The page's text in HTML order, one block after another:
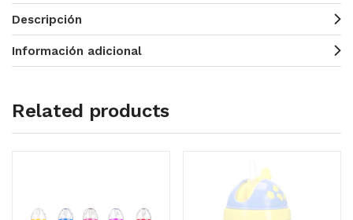
Descripción
Información adicional
Related products